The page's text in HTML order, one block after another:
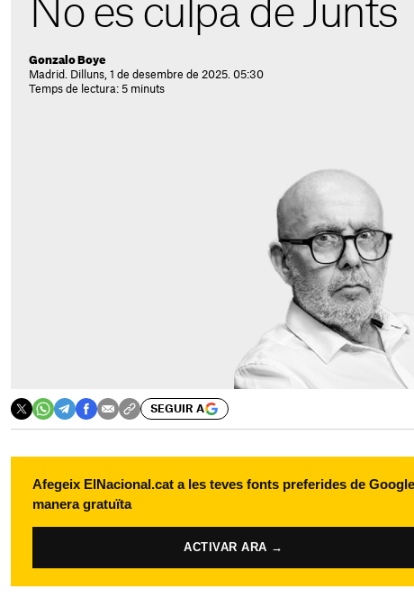
No és culpa de Junts
Gonzalo Boye
Madrid. Dilluns, 1 de desembre de 2025. 05:30
Temps de lectura: 5 minuts
SEGUIR A
Afegeix ElNacional.cat a les teves fonts preferides de
manera gratuïta
ACTIVAR ARA →